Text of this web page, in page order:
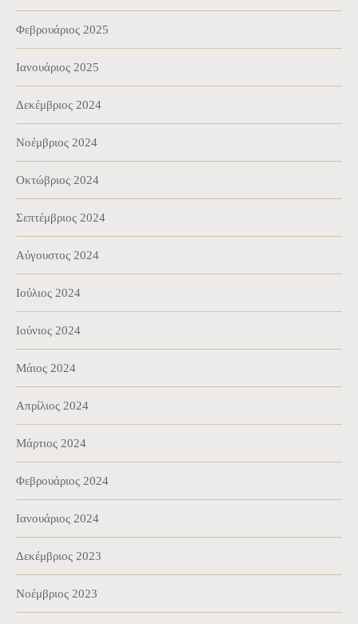
Φεβρουάριος 2025
Ιανουάριος 2025
Δεκέμβριος 2024
Νοέμβριος 2024
Οκτώβριος 2024
Σεπτέμβριος 2024
Αύγουστος 2024
Ιούλιος 2024
Ιούνιος 2024
Μάιος 2024
Απρίλιος 2024
Μάρτιος 2024
Φεβρουάριος 2024
Ιανουάριος 2024
Δεκέμβριος 2023
Νοέμβριος 2023